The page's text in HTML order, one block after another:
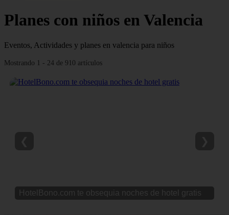
Planes con niños en Valencia
Eventos, Actividades y planes en valencia para niños
Mostrando 1 - 24 de 910 artículos
HotelBono.com te obsequia noches de hotel gratis